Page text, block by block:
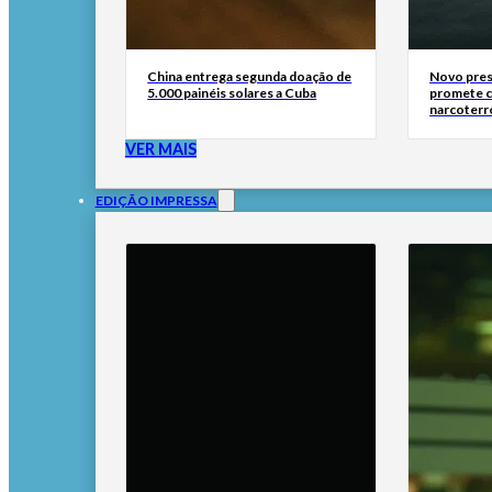
China entrega segunda doação de
5.000 painéis solares a Cuba
Novo
promete
VER MAIS
EDIÇÃO IMPRESSA